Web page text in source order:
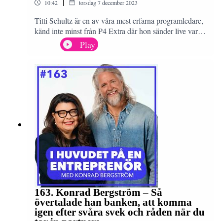
10:42 torsdag 7 december 2023
Titti Schultz är en av våra mest erfarna programledare,
känd inte minst från P4 Extra där hon sänder live varje
vecka. Få kan som Titti parera lättsamheter med att
rapportera om stora världshändelser. Jag menar att hon
kan få stenar att prata. Titti berättar hur man håller i
gång ett samtal och vad man ska tänka på när man
pratar inför andra. Det här avsnittet är ett måste för dig
som vill bli en bättre nätverkare och säljare.
Play
163. Konrad Bergström – Så
övertalade han banken, att komma
igen efter svåra svek och råden när du